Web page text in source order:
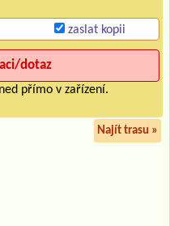
zaslat kopii
přímo v zařízení.
Najít trasu »